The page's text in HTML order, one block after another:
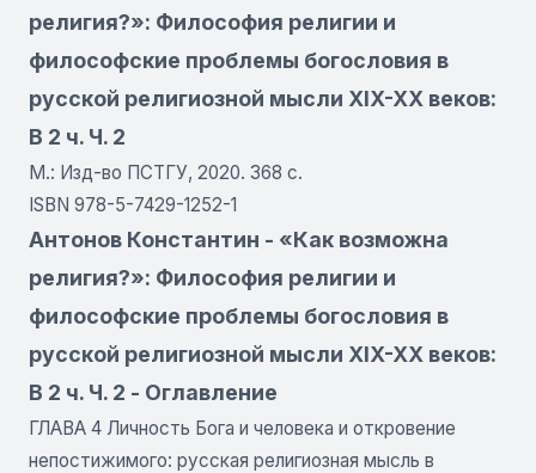
религия?»: Философия религии и
философские проблемы богословия в
русской религиозной мысли XIX-XX веков:
В 2 ч. Ч. 2
М.: Изд-во ПСТГУ, 2020. 368 с.
ISBN 978-5-7429-1252-1
Антонов Константин - «Как возможна
религия?»: Философия религии и
философские проблемы богословия в
русской религиозной мысли XIX-XX веков:
В 2 ч. Ч. 2 - Оглавление
ГЛАВА 4 Личность Бога и человека и откровение
непостижимого: русская религиозная мысль в